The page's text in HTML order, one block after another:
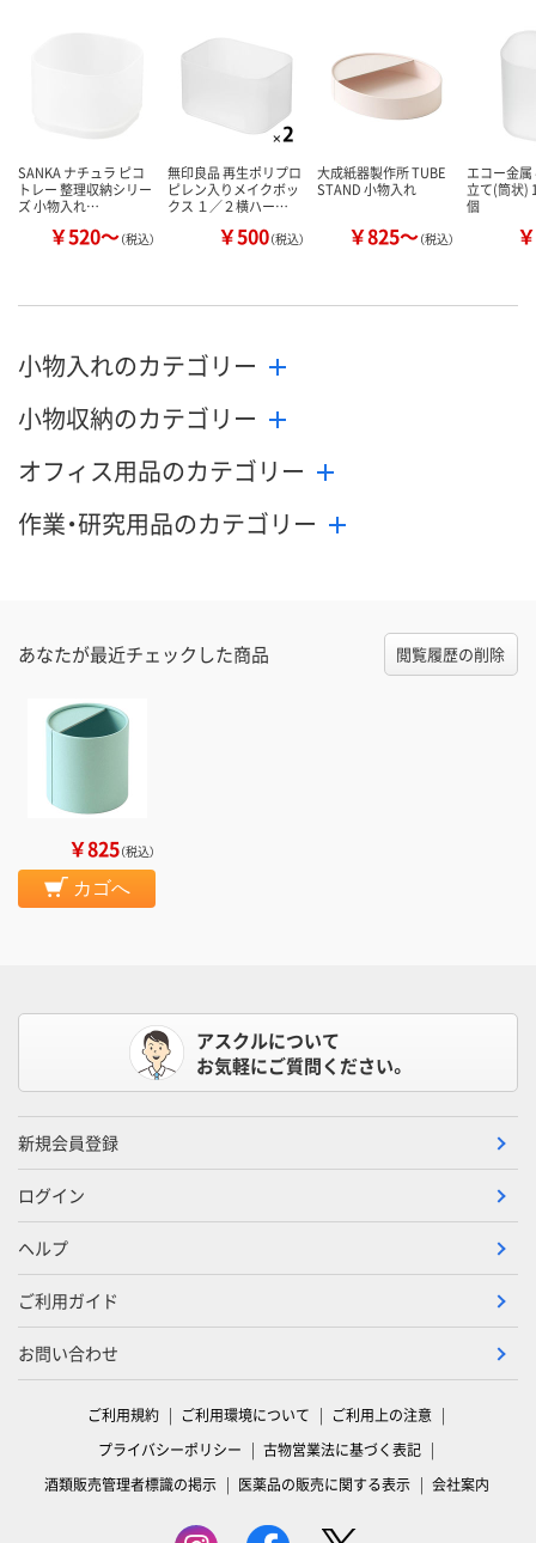
数量
カゴへ
SANKA ナチュラ ピコ
トレー 整理収納シリー
ズ 小物入れ…
￥520～（税込）
無印良品 再生ポリプロ
ピレン入りメイクボッ
クス １／２横ハー…
￥500（税込）
大成紙器製作所 TUBE
STAND 小物入れ
￥825～（税込）
エコー金
立て(筒状)
個
小物入れのカテゴリー
小物収納のカテゴリー
オフィス用品のカテゴリー
作業・研究用品のカテゴリー
あなたが最近チェックした商品 閲覧履歴の削除
￥825（税込）
カゴへ
アスクルについて
お気軽にご質問ください。
新規会員登録
ログイン
ヘルプ
ご利用ガイド
お問い合わせ
ご利用規約 ご利用環境について
ご利用上の注意
プライバシーポリシー
古物営業法に基づく表記
酒類販売管理者標識の掲示
医薬品の販売に関する表示 会社案内